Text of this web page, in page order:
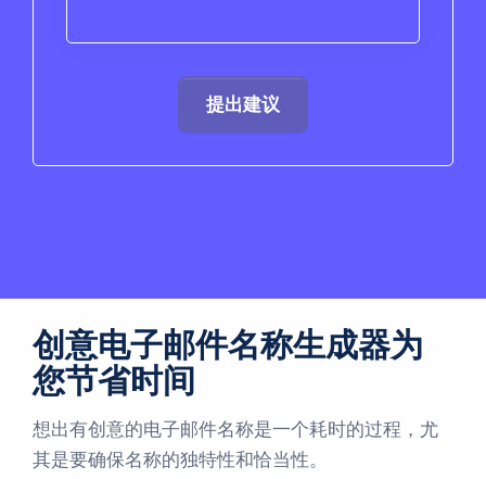
提出建议
创意电子邮件名称生成器为
您节省时间
想出有创意的电子邮件名称是一个耗时的过程，尤
其是要确保名称的独特性和恰当性。